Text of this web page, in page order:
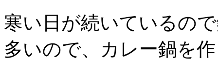
寒い日が続いているの
多いので、カレー鍋を